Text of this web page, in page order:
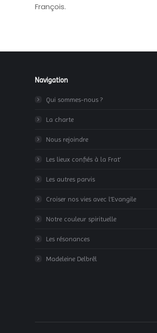
François.
Navigation
Qui sommes-nous ?
La charte
Nous rejoindre
Les lieux confiés à la Frat’
Les autres parvis
Croiser nos vies avec l’Evangile
Notre couleur spirituelle
Les résonances
Madeleine Delbrêl